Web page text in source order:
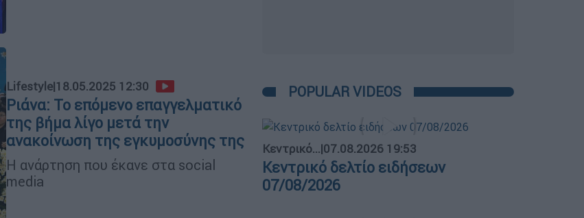
Lifestyle|18.05.2025 12:30
Ριάνα: Το επόμενο επαγγελματικό
της βήμα λίγο μετά την
ανακοίνωση της εγκυμοσύνης της
Η ανάρτηση που έκανε στα social
media
POPULAR VIDEOS
Κεντρικό...|07.08.2026 19:53
Κεντρικό δελτίο ειδήσεων
07/08/2026